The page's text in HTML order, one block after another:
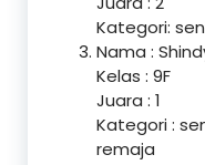
Kategori:
Nama :
Kelas : 9F
Juara : 1
Kategori :
remaja